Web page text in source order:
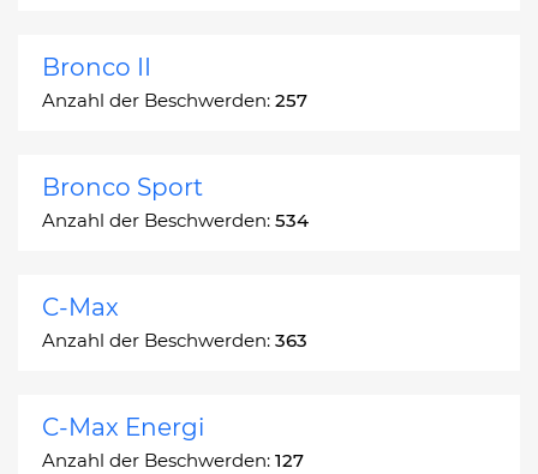
Bronco II
Anzahl der Beschwerden: 257
Bronco Sport
Anzahl der Beschwerden: 534
C-Max
Anzahl der Beschwerden: 363
C-Max Energi
Anzahl der Beschwerden: 127